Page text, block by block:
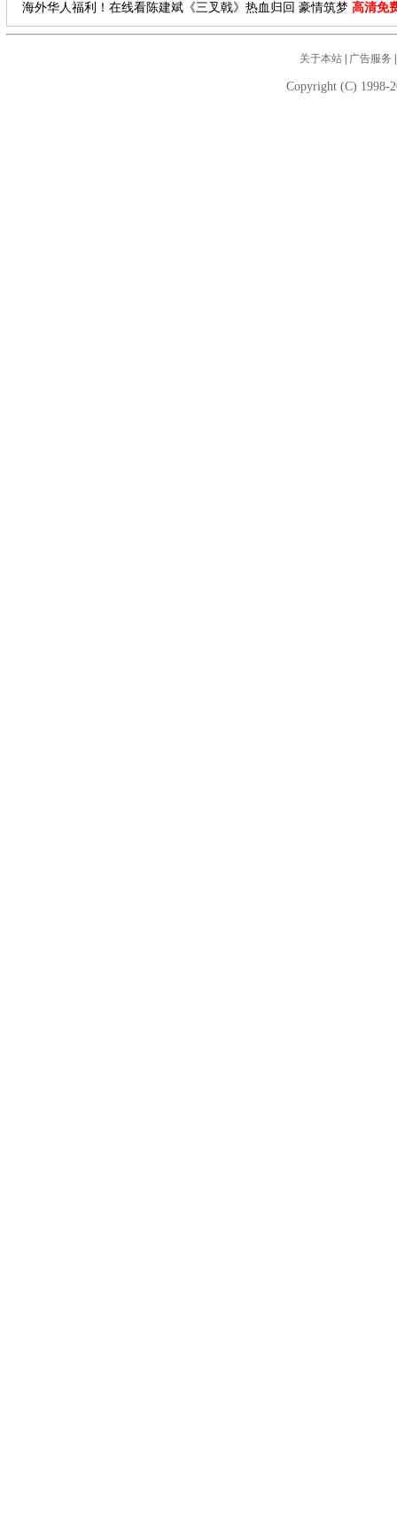
海外华人福利！在线看陈建斌《三叉戟》热血归回 豪情筑梦 高清免
关于本站| 广告服务
Copyright (C) 1998-